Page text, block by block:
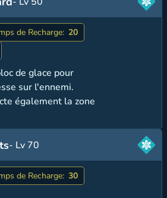
de Recharge: 20
de glace pour
sur l'ennemi.
également la zone
- Lv 70
de Recharge: 30